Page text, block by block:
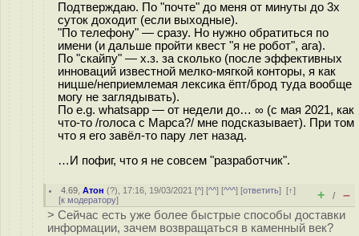
Подтверждаю. По "почте" до меня от минуты до 3х
суток доходит (если выходные).
"По телефону" — сразу. Но нужно обратиться по
имени (и дальше пройти квест "я не робот", ага).
По "скайпу" — х.з. за сколько (после эффективных
инноваций известной мелко-мягкой конторы, я как
ницше/неприемлемая лексика ёпт/брод туда вообще
могу не заглядывать).
По e.g. whatsapp — от недели до… ∞ (с мая 2021, как
что-то /голоса с Марса?/ мне подсказывает). При том
что я его завёл-то пару лет назад.
…И пофиг, что я не совсем "разработчик".
4.69 ,Атон (?), 17:16, 19/03/2021 [^] [^^] [^^^] [ответить][↑]
[к модератору] + / –
> Сейчас есть уже более быстрые способы доставки
информации, зачем возвращаться в каменный век?